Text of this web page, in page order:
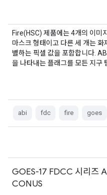
Fire(HSC) 제품에는 4개의 이미
마스크 형태이고 다른 세 개는 화
별하는 픽셀 값을 포함합니다.
을 나타내는 플래그를 모든 지구
abi fdc fire goes
GOES-17 FDCC 시리즈
CONUS